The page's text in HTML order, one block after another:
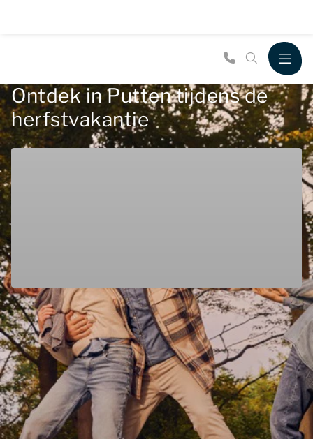
Ontdek in Putten tijdens de
herfstvakantie